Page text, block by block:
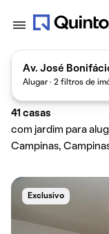
Av. José
Alugar · 2 filtros de
41 casas
com jardim para
Campinas,
Exclusivo